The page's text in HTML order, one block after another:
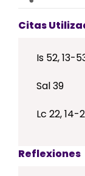
Citas
Is 52, 13-
Sal 39
Lc 22, 14-
Reflexiones